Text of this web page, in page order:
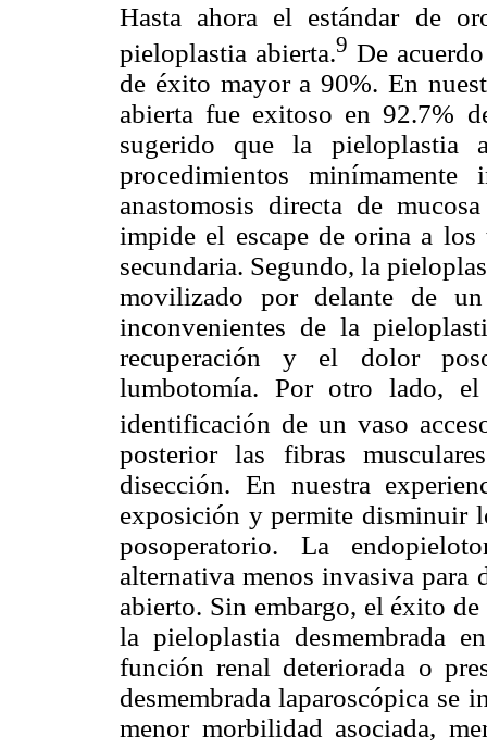
Hasta ahora el estándar de
pieloplastia abierta.9 De
de éxito mayor a 90%. En
abierta fue exitoso en 92.7%
sugerido que la pieloplastia
procedimientos
anastomosis directa de
impide el escape de orina a
secundaria. Segundo, la
movilizado por delante de
inconvenientes de la
recuperación y el dolor
lumbotomía. Por otro lado,
identificación de un vaso
posterior las fibras
disección. En nuestra
exposición y permite disminuir
posoperatorio. La
alternativa menos invasiva
abierto. Sin embargo, el éxito
la pieloplastia desmembrada
función renal deteriorada o
desmembrada laparoscópica se
menor morbilidad asociada,